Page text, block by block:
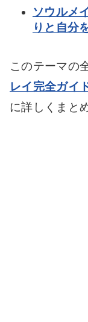
ソウルメ
りと自分
このテーマの
レイ完全ガイ
に詳しくまと